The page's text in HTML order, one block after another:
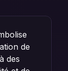
de
des